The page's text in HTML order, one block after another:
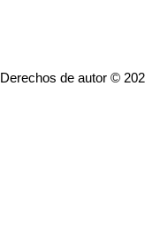
Derechos de autor ©